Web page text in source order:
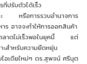
ปรับตัวได้เร็ว
ะ หรือการรวบอำนาจการ
ร อาจจะทำให้การออกสินค้า
ตลาดไม่เร็วพอในยุคนี้ แต่
ะสำหรับความยืดหยุ่น
ไอเดียใหม่ๆ ดร.สุพจน์ ศรีนุต